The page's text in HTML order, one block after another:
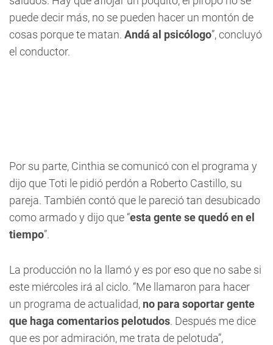
puede decir más, no se pueden hacer un montón de
cosas porque te matan. Andá al psicólogo”, concluyó
el conductor.
Por su parte, Cinthia se comunicó con el programa y
dijo que Toti le pidió perdón a Roberto Castillo, su
pareja. También contó que le pareció tan desubicado
como armado y dijo que “esta gente se quedó en el
tiempo”.
La producción no la llamó y es por eso que no sabe si
este miércoles irá al ciclo. “Me llamaron para hacer
un programa de actualidad, no para soportar gente
que haga comentarios pelotudos. Después me dice
que es por admiración, me trata de pelotuda”,